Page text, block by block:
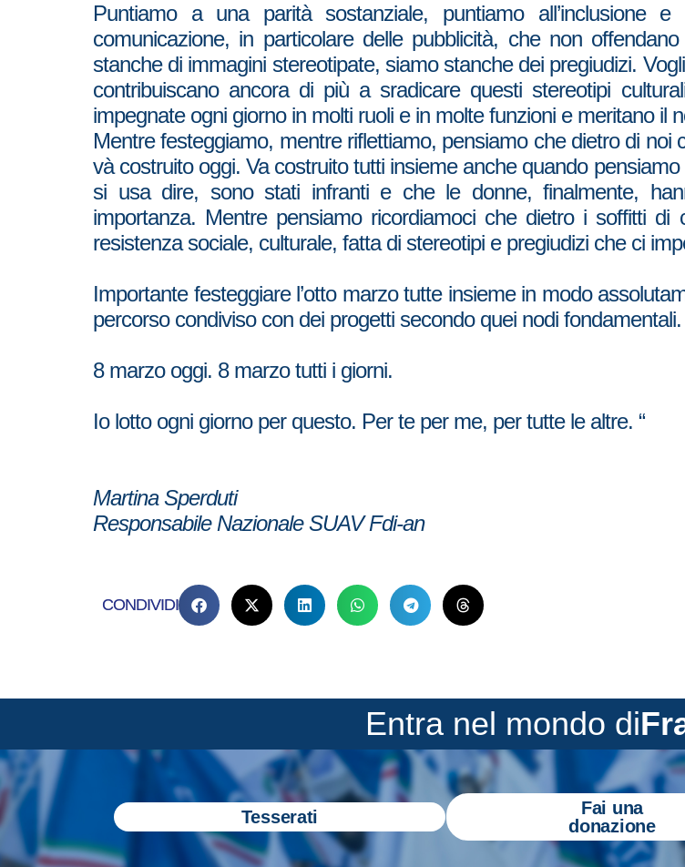
Puntiamo a una parità sostanziale, puntiamo
comunicazione, in particolare delle pubblicità, che non
stanche di immagini stereotipate, siamo stanche dei pregiudizi.
contribuiscano ancora di più a sradicare questi stereotipi
impegnate ogni giorno in molti ruoli e in molte funzioni e meritano il
Mentre festeggiamo, mentre riflettiamo, pensiamo che dietro di noi
và costruito oggi. Va costruito tutti insieme anche quando
si usa dire, sono stati infranti e che le donne, finalmente,
importanza. Mentre pensiamo ricordiamoci che dietro i soffitti
resistenza sociale, culturale, fatta di stereotipi e pregiudizi che ci
Importante festeggiare l’otto marzo tutte insieme in modo
percorso condiviso con dei progetti secondo quei nodi fondamentali.
8 marzo oggi. 8 marzo tutti i giorni.
Io lotto ogni giorno per questo. Per te per me, per tutte le altre. “
Martina Sperduti
Responsabile Nazionale SUAV Fdi-an
CONDIVIDI
Entra nel mondo di
Tesserati
Fai una
donazione